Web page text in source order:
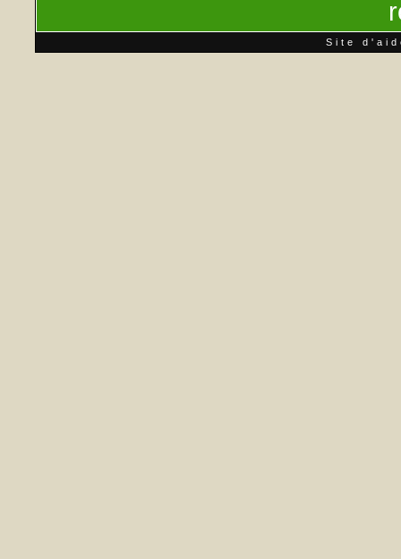
Site